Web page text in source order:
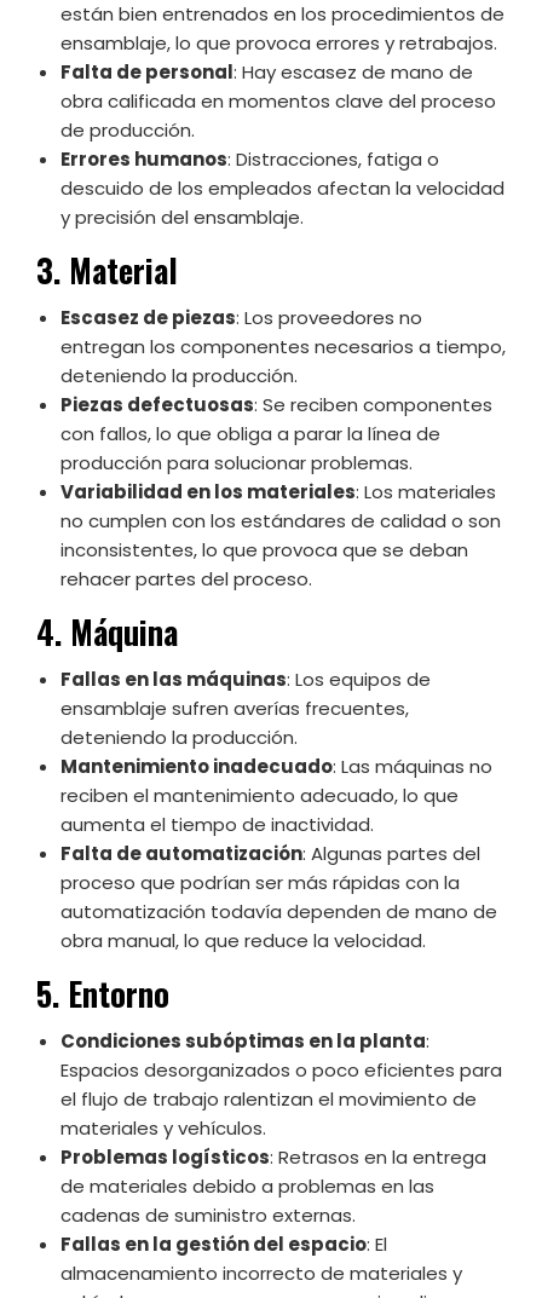
están bien entrenados en los procedimientos de
ensamblaje, lo que provoca errores y retrabajos.
Falta de personal: Hay escasez de mano de
obra calificada en momentos clave del proceso
de producción.
Errores humanos: Distracciones, fatiga o
descuido de los empleados afectan la velocidad
y precisión del ensamblaje.
3. Material
Escasez de piezas: Los proveedores no
entregan los componentes necesarios a tiempo,
deteniendo la producción.
Piezas defectuosas: Se reciben componentes
con fallos, lo que obliga a parar la línea de
producción para solucionar problemas.
Variabilidad en los materiales: Los materiales
no cumplen con los estándares de calidad o son
inconsistentes, lo que provoca que se deban
rehacer partes del proceso.
4. Máquina
Fallas en las máquinas: Los equipos de
ensamblaje sufren averías frecuentes,
deteniendo la producción.
Mantenimiento inadecuado: Las máquinas no
reciben el mantenimiento adecuado, lo que
aumenta el tiempo de inactividad.
Falta de automatización: Algunas partes del
proceso que podrían ser más rápidas con la
automatización todavía dependen de mano de
obra manual, lo que reduce la velocidad.
5. Entorno
Condiciones subóptimas en la planta:
Espacios desorganizados o poco eficientes para
el flujo de trabajo ralentizan el movimiento de
materiales y vehículos.
Problemas logísticos: Retrasos en la entrega
de materiales debido a problemas en las
cadenas de suministro externas.
Fallas en la gestión del espacio: El
almacenamiento incorrecto de materiales y